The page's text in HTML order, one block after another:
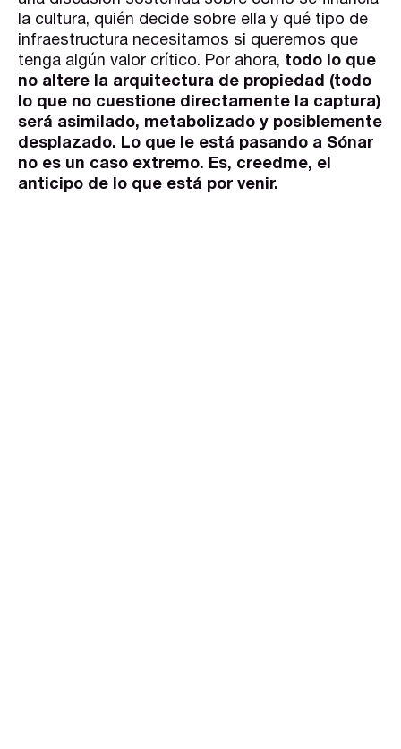
la cultura, quién decide sobre ella y qué tipo de
infraestructura necesitamos si queremos que
tenga algún valor crítico. Por ahora, todo lo que
no altere la arquitectura de propiedad (todo
lo que no cuestione directamente la captura)
será asimilado, metabolizado y posiblemente
desplazado. Lo que le está pasando a Sónar
no es un caso extremo. Es, creedme, el
anticipo de lo que está por venir.